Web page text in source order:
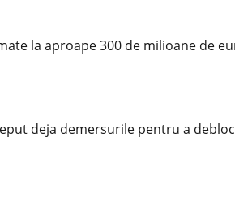
la aproape 300 de milioane de
deja demersurile pentru a